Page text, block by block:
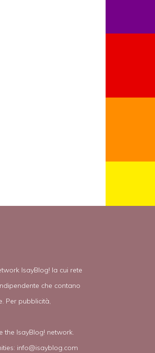
IsayBlog! la cui rete
che contano
Per pubblicità,
the IsayBlog! network.
info@isayblog.com